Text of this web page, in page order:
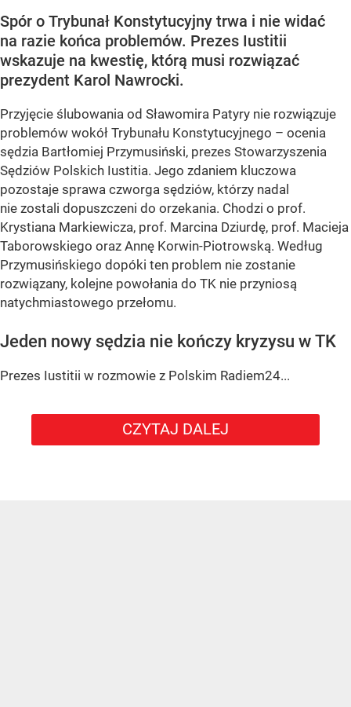
Spór o Trybunał Konstytucyjny trwa i nie widać
na razie końca problemów. Prezes Iustitii
wskazuje na kwestię, którą musi rozwiązać
prezydent Karol Nawrocki.
Przyjęcie ślubowania od Sławomira Patyry nie rozwiązuje
problemów wokół Trybunału Konstytucyjnego – ocenia
sędzia Bartłomiej Przymusiński, prezes Stowarzyszenia
Sędziów Polskich Iustitia. Jego zdaniem kluczowa
pozostaje sprawa czworga sędziów, którzy nadal
nie zostali dopuszczeni do orzekania. Chodzi o prof.
Krystiana Markiewicza, prof. Marcina Dziurdę, prof. Macieja
Taborowskiego oraz Annę Korwin-Piotrowską. Według
Przymusińskiego dopóki ten problem nie zostanie
rozwiązany, kolejne powołania do TK nie przyniosą
natychmiastowego przełomu.
Jeden nowy sędzia nie kończy kryzysu w TK
Prezes Iustitii w rozmowie z Polskim Radiem24...
CZYTAJ DALEJ